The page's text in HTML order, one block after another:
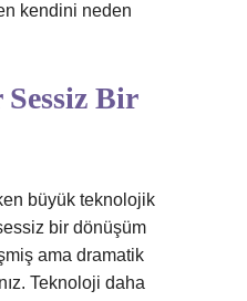
kendini neden
Sessiz Bir
büyük teknolojik
bir dönüşüm
ama dramatik
Teknoloji daha